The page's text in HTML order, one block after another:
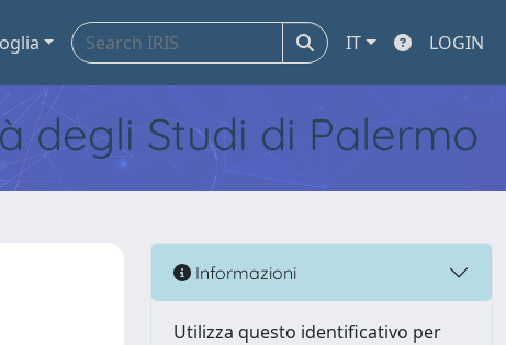
IT LOGIN
degli Studi di Palermo
Informazioni
Utilizza questo identificativo per